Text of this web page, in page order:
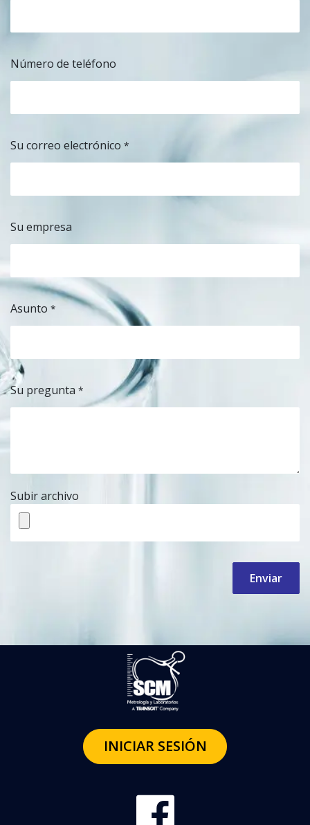
Número de teléfono
Su correo electrónico *
Su empresa
Asunto *
Su pregunta *
Subir archivo
Enviar
INICIAR SESIÓN